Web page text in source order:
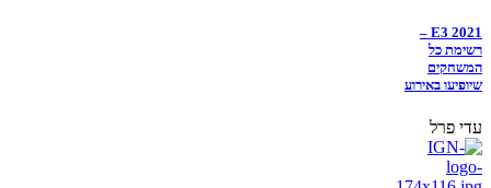
E3 2021 –
רשימת כל
המשחקים
שיופיעו באירוע
עדי פרל